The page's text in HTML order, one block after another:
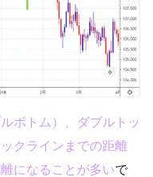
ボトム）、ダブルトッ
クラインまでの距離
になることが多いで